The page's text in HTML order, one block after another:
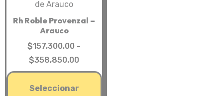
de Arauco
Rh Roble Provenzal –
Arauco
$157,300.00 -
$358,850.00
de
Seleccionar
Este